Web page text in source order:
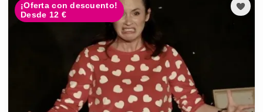
¡Oferta con descuento!
Desde 12 €